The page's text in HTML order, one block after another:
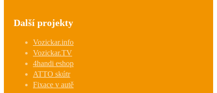
Další projekty
Vozickar.info
Vozickar.TV
4handi eshop
ATTO skútr
Fixace v autě